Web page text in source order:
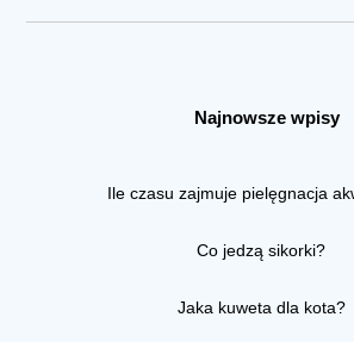
Najnowsze wpisy
Ile czasu zajmuje pielęgnacja
Co jedzą sikorki?
Jaka kuweta dla kota?